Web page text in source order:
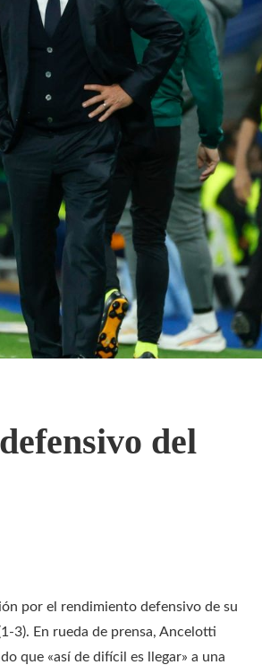
del
por el rendimiento defensivo de su
3). En rueda de prensa, Ancelotti
que «así de difícil es llegar» a una